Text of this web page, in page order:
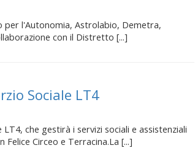
per l'Autonomia, Astrolabio, Demetra,
con il Distretto [...]
Sociale LT4
che gestirà i servizi sociali e assistenziali
Felice Circeo e Terracina.La [...]